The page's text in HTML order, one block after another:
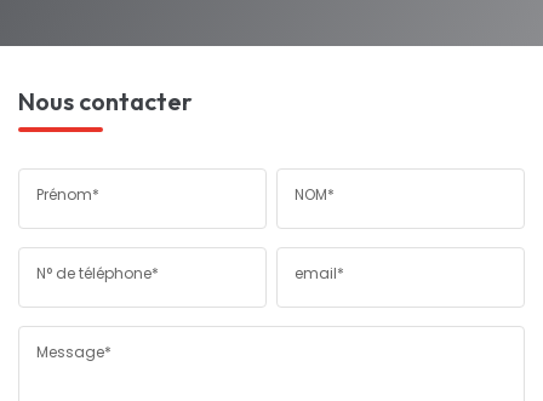
Nous contacter
Prénom* NOM*
N° de téléphone* email*
Message*